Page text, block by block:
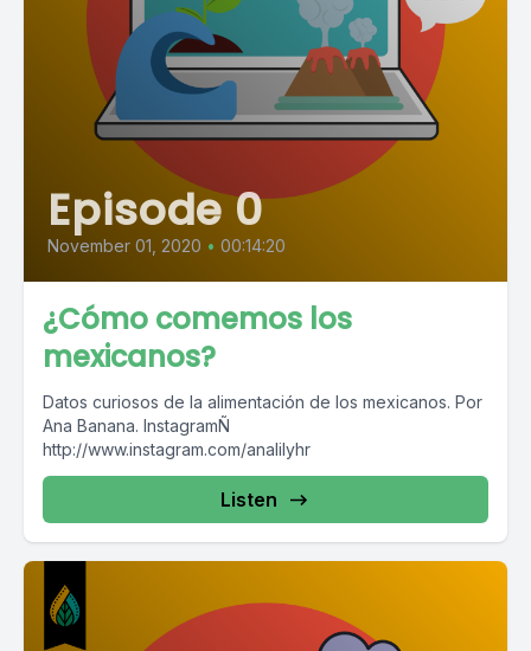
Episode 0
November 01, 2020 • 00:14:20
¿Cómo comemos los
mexicanos?
Datos curiosos de la alimentación de los mexicanos. Por
Ana Banana. InstagramÑ
http://www.instagram.com/analilyhr
Listen